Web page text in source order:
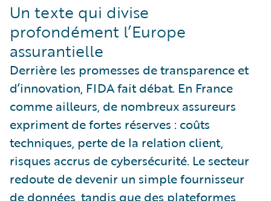
Un texte qui divise
profondément l’Europe
assurantielle
Derrière les promesses de transparence et
d’innovation, FIDA fait débat. En France
comme ailleurs, de nombreux assureurs
expriment de fortes réserves : coûts
techniques, perte de la relation client,
risques accrus de cybersécurité. Le secteur
redoute de devenir un simple fournisseur
de données, tandis que des plateformes